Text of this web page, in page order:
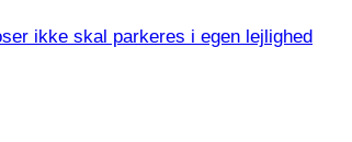
ikke skal parkeres i egen lejlighed